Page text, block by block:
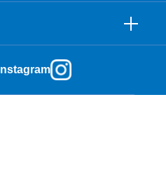
Instagram